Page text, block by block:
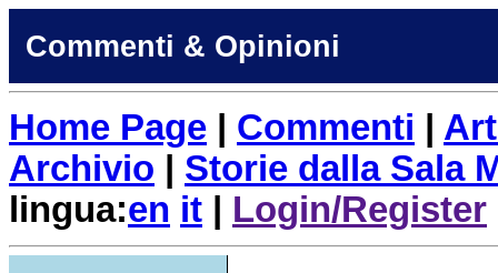
Commenti & Opinioni
Home Page Commenti
Archivio
Storie dalla Sala
lingua:en it Login/Register